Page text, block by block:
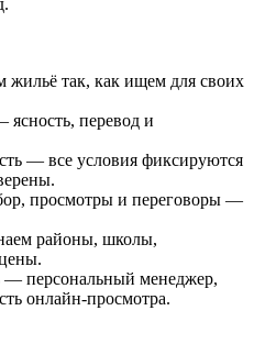
так, как ищем для своих
перевод и
— все условия фиксируются
просмотры и переговоры —
районы, школы,
персональный менеджер,
онлайн-просмотра.